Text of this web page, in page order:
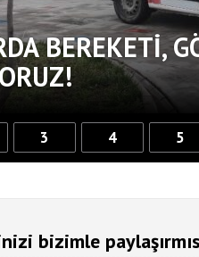
BEREKETİ,
3 4 5
bizimle